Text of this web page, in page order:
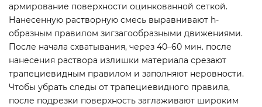
армирование поверхности оцинкованной сеткой.
Нанесенную растворную смесь выравнивают h-
образным правилом зигзагообразными движениями.
После начала схватывания, через 40–60 мин. после
нанесения раствора излишки материала срезают
трапециевидным правилом и заполняют неровности.
Чтобы убрать следы от трапециевидного правила,
после подрезки поверхность заглаживают широким